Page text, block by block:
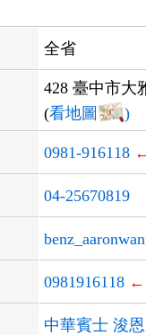
全省
428 臺中市大
(看地圖 )
0981-916118
04-25670819
0981916118 ←
中華賓士 浚恩